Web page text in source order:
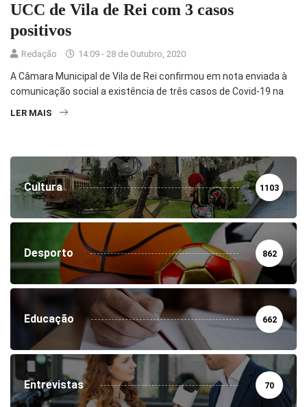
UCC de Vila de Rei com 3 casos
positivos
Redação 14:09 - 28 de Outubro, 2020
A Câmara Municipal de Vila de Rei confirmou em nota enviada à
comunicação social a existência de três casos de Covid-19 na
LER MAIS
Cultura 1103
Desporto 862
Educação 662
Entrevistas 70